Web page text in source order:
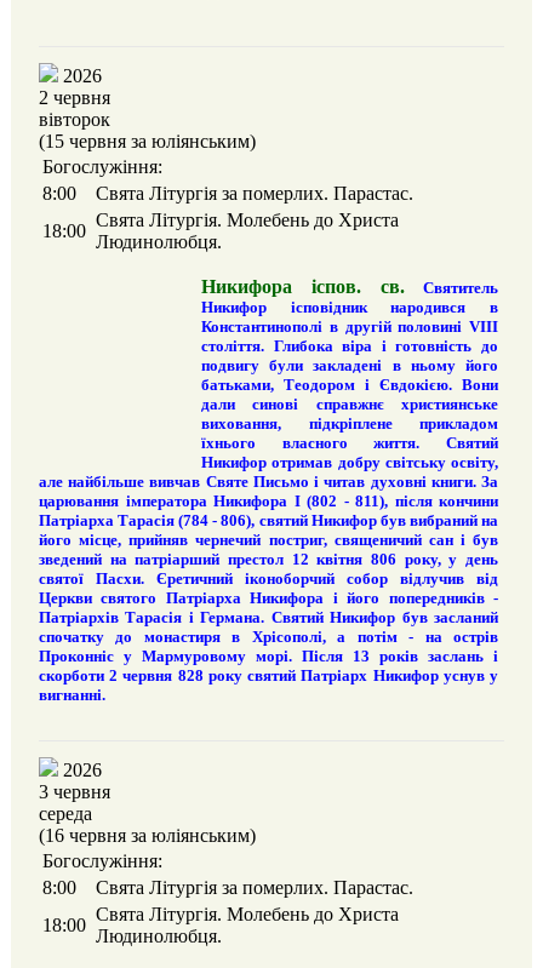
2026
2 червня
вівторок
(15 червня за юліянським)
Богослужіння:
8:00
Свята Літургія за померлих. Парастас.
18:00
Свята Літургія. Молебень до Христа
Людинолюбця.
Никифора іспов. св. Святитель
Никифор ісповідник народився в
Константинополі в другій половині VIII
століття. Глибока віра і готовність до
подвигу були закладені в ньому його
батьками, Теодором і Євдокією. Вони
дали синові справжнє християнське
виховання, підкріплене прикладом
їхнього власного життя. Святий
Никифор отримав добру світську освіту,
але найбільше вивчав Святе Письмо і читав духовні книги. За
царювання імператора Никифора I (802 - 811), після кончини
Патріарха Тарасія (784 - 806), святий Никифор був вибраний на
його місце, прийняв чернечий постриг, священичий сан і був
зведений на патріарший престол 12 квітня 806 року, у день
святої Пасхи. Єретичний іконоборчий собор відлучив від
Церкви святого Патріарха Никифора і його попередників -
Патріархів Тарасія і Германа. Святий Никифор був засланий
спочатку до монастиря в Хрісополі, а потім - на острів
Проконніс у Мармуровому морі. Після 13 років заслань і
скорботи 2 червня 828 року святий Патріарх Никифор уснув у
вигнанні.
2026
3 червня
середа
(16 червня за юліянським)
Богослужіння:
8:00
Свята Літургія за померлих. Парастас.
18:00
Свята Літургія. Молебень до Христа
Людинолюбця.